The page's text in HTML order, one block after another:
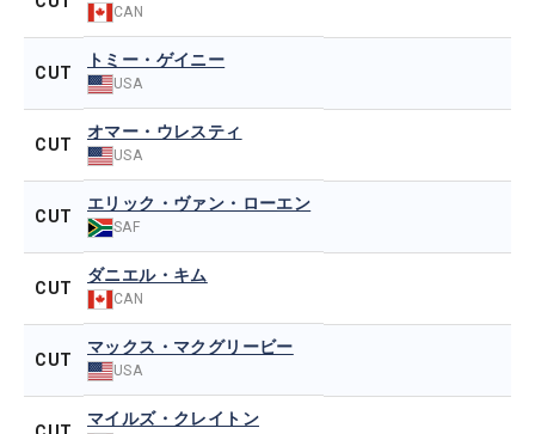
CAN
CUT
トミー・ゲイニー
USA
CUT
オマー・ウレスティ
USA
CUT
エリック・ヴァン・ローエン
SAF
CUT
ダニエル・キム
CAN
CUT
マックス・マクグリービー
USA
マイルズ・クレイトン